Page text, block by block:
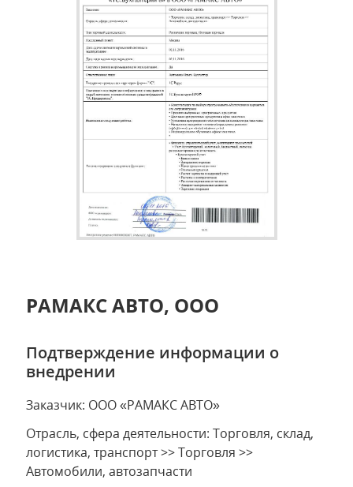
РАМАКС АВТО, ООО
Подтверждение информации о
внедрении
Заказчик: ООО «РАМАКС АВТО»
Отрасль, сфера деятельности: Торговля, склад,
логистика, транспорт >> Торговля >>
Автомобили, автозапчасти